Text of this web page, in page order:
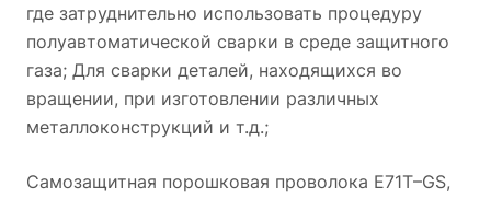
где затруднительно использовать процедуру
полуавтоматической сварки в среде защитного
газа; Для сварки деталей, находящихся во
вращении, при изготовлении различных
металлоконструкций и т.д.;
Самозащитная порошковая проволока E71T–GS,